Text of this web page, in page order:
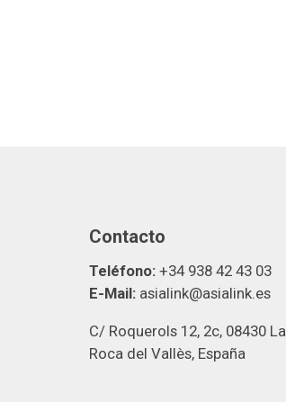
Contacto
Teléfono: +34 938 42 43 03
E-Mail: asialink@asialink.es
C/ Roquerols 12, 2c, 08430 La
Roca del Vallès, España